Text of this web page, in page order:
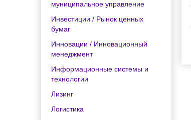
муниципальное управление
Инвестиции / Рынок ценных
бумаг
Инновации / Инновационный
менеджмент
Информационные системы и
технологии
Лизинг
Логистика